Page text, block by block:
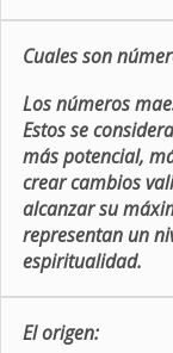
Cuales son
Los números
Estos se
más potencial,
crear cambios
alcanzar su
representan un
espiritualidad.
El origen: